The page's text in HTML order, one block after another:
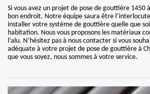
Si vous avez un projet de pose de gouttière 1450
bon endroit. Notre équipe saura être
installer votre système de gouttière quelle que
habitation. Nous vous proposons les matériaux
l’alu. N’hésitez pas à nous contacter si vous
adéquate à votre projet de pose de gouttière à
que vous soyez, nous sommes à votre service.